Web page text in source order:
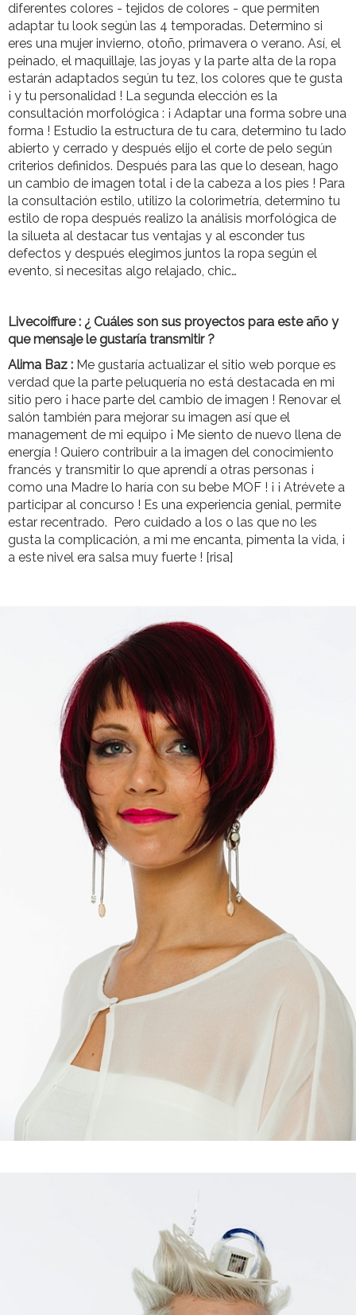
diferentes colores - tejidos de colores - que permiten
adaptar tu look según las 4 temporadas. Determino si
eres una mujer invierno, otoño, primavera o verano. Así, el
peinado, el maquillaje, las joyas y la parte alta de la ropa
estarán adaptados según tu tez, los colores que te gusta
¡ y tu personalidad ! La segunda elección es la
consultación morfológica : ¡ Adaptar una forma sobre una
forma ! Estudio la estructura de tu cara, determino tu lado
abierto y cerrado y después elijo el corte de pelo según
criterios definidos. Después para las que lo desean, hago
un cambio de imagen total ¡ de la cabeza a los pies ! Para
la consultación estilo, utilizo la colorimetría, determino tu
estilo de ropa después realizo la análisis morfológica de
la silueta al destacar tus ventajas y al esconder tus
defectos y después elegimos juntos la ropa según el
evento, si necesitas algo relajado, chic…
Livecoiffure : ¿ Cuáles son sus proyectos para este año y
que mensaje le gustaría transmitir ?
Alima Baz : Me gustaría actualizar el sitio web porque es
verdad que la parte peluquería no está destacada en mi
sitio pero ¡ hace parte del cambio de imagen ! Renovar el
salón también para mejorar su imagen así que el
management de mi equipo ¡ Me siento de nuevo llena de
energía ! Quiero contribuir a la imagen del conocimiento
francés y transmitir lo que aprendí a otras personas ¡
como una Madre lo haría con su bebe MOF ! ¡ ¡ Atrévete a
participar al concurso ! Es una experiencia genial, permite
estar recentrado. Pero cuidado a los o las que no les
gusta la complicación, a mi me encanta, pimenta la vida, ¡
a este nivel era salsa muy fuerte ! [risa]